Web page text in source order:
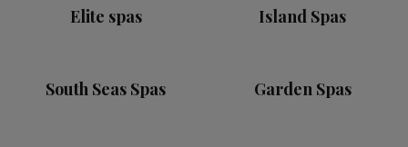
Elite spas Island Spas
South Seas Spas Garden Spas